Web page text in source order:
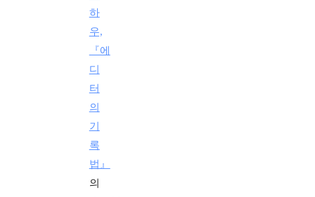
하
우,
『에
디
터
의
기
록
법』
의